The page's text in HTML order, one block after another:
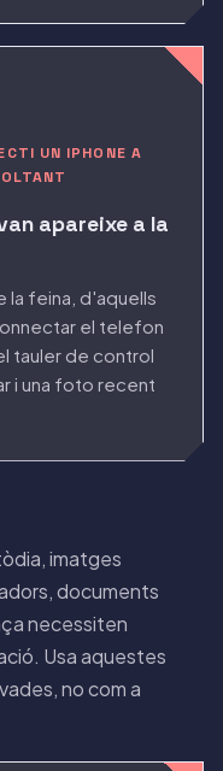
UN IPHONE A
apareixe a la
la feina, d'aquells
el telefon
tauler de control
i una foto recent
en una
imatges
documents
necessiten
Usa aquestes
no com a